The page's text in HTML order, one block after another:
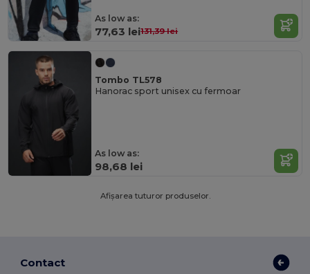
As low as:
77,63 lei131,39 lei
Tombo TL578
Hanorac sport unisex cu fermoar
As low as:
98,68 lei
Afișarea tuturor produselor.
Contact